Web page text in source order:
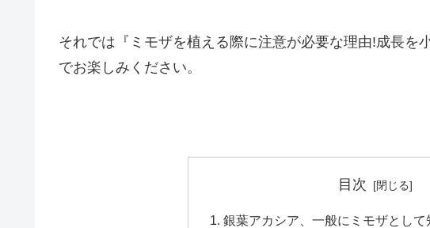
それでは『ミモザを植える際に注意が必要な理由!成長を
でお楽しみください。
目次
銀葉アカシア、一般にミモザとし